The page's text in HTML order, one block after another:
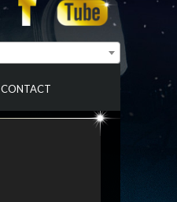
CONTACT